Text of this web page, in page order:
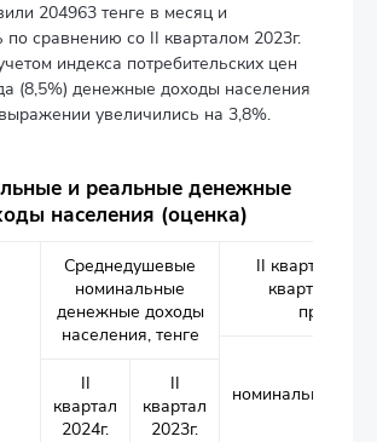
204963 тенге в месяц и
по сравнению со II кварталом 2023г.
индекса потребительских цен
(8,5%) денежные доходы населения
увеличились на 3,8%.
и реальные денежные
населения (оценка)
Среднедушевые
номинальные
денежные доходы
населения, тенге
II квартал
кварталу
номинальные
II
квартал
2024г.
II
квартал
2023г.